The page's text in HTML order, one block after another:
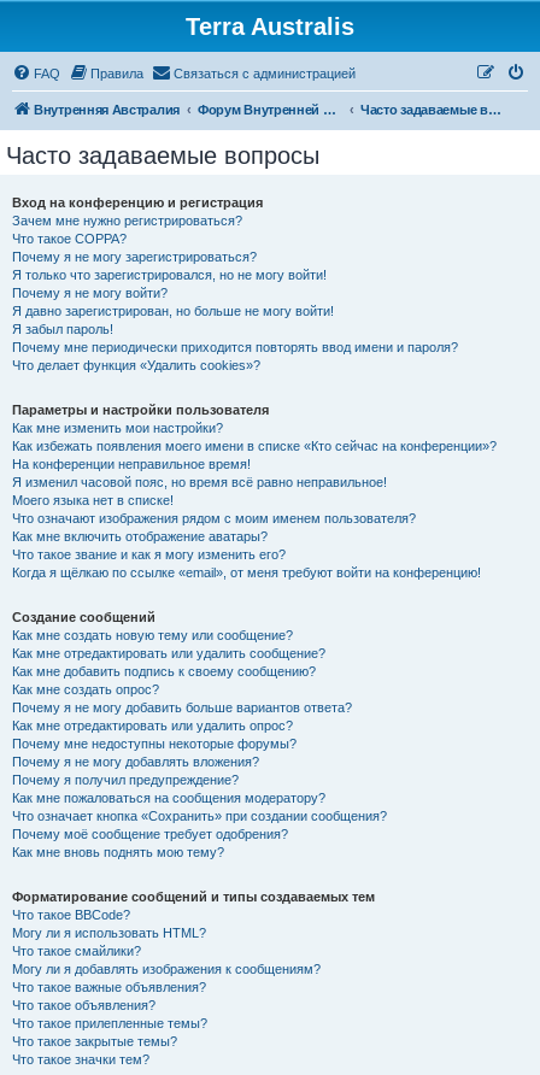
Terra Australis
FAQ Правила Связаться с администрацией
Внутренняя Австралия Форум Внутренней Австралии Часто задаваемые вопросы
Часто задаваемые вопросы
Вход на конференцию и регистрация
Зачем мне нужно регистрироваться?
Что такое COPPA?
Почему я не могу зарегистрироваться?
Я только что зарегистрировался, но не могу войти!
Почему я не могу войти?
Я давно зарегистрирован, но больше не могу войти!
Я забыл пароль!
Почему мне периодически приходится повторять ввод имени и пароля?
Что делает функция «Удалить cookies»?
Параметры и настройки пользователя
Как мне изменить мои настройки?
Как избежать появления моего имени в списке «Кто сейчас на конференции»?
На конференции неправильное время!
Я изменил часовой пояс, но время всё равно неправильное!
Моего языка нет в списке!
Что означают изображения рядом с моим именем пользователя?
Как мне включить отображение аватары?
Что такое звание и как я могу изменить его?
Когда я щёлкаю по ссылке «email», от меня требуют войти на конференцию!
Создание сообщений
Как мне создать новую тему или сообщение?
Как мне отредактировать или удалить сообщение?
Как мне добавить подпись к своему сообщению?
Как мне создать опрос?
Почему я не могу добавить больше вариантов ответа?
Как мне отредактировать или удалить опрос?
Почему мне недоступны некоторые форумы?
Почему я не могу добавлять вложения?
Почему я получил предупреждение?
Как мне пожаловаться на сообщения модератору?
Что означает кнопка «Сохранить» при создании сообщения?
Почему моё сообщение требует одобрения?
Как мне вновь поднять мою тему?
Форматирование сообщений и типы создаваемых тем
Что такое BBCode?
Могу ли я использовать HTML?
Что такое смайлики?
Могу ли я добавлять изображения к сообщениям?
Что такое важные объявления?
Что такое объявления?
Что такое прилепленные темы?
Что такое закрытые темы?
Что такое значки тем?